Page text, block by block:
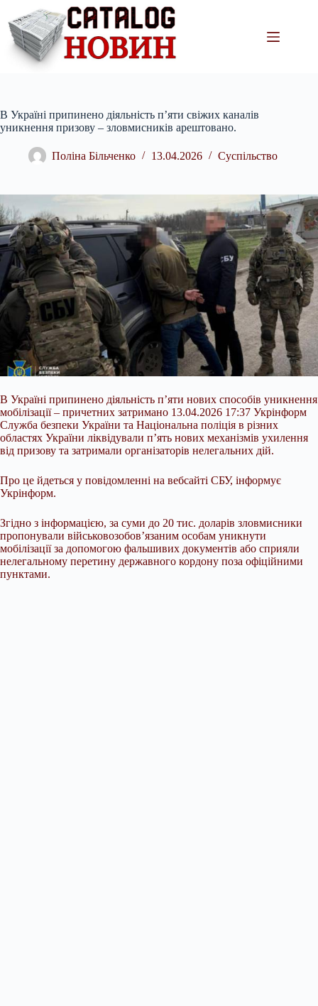
вмісту
В Україні припинено діяльність п’яти свіжих каналів
уникнення призову – зловмисників арештовано.
Поліна Більченко 13.04.2026 Суспільство
В Україні припинено діяльність п’яти нових способів уникнення
мобілізації – причетних затримано 13.04.2026 17:37 Укрінформ
Служба безпеки України та Національна поліція в різних
областях України ліквідували п’ять нових механізмів ухилення
від призову та затримали організаторів нелегальних дій.
Про це йдеться у повідомленні на вебсайті СБУ, інформує
Укрінформ.
Згідно з інформацією, за суми до 20 тис. доларів зловмисники
пропонували військовозобов’язаним особам уникнути
мобілізації за допомогою фальшивих документів або сприяли
нелегальному перетину державного кордону поза офіційними
пунктами.